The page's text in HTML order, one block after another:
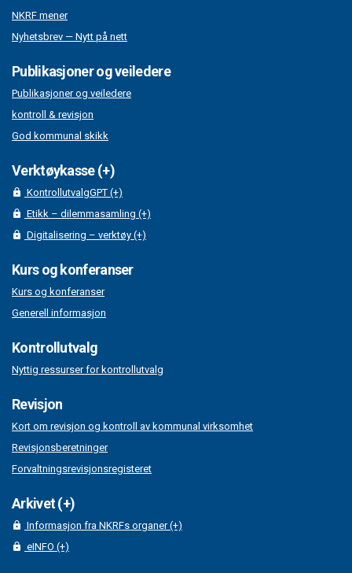
NKRF mener
Nyhetsbrev — Nytt på nett
Publikasjoner og veiledere
Publikasjoner og veiledere
kontroll & revisjon
God kommunal skikk
Verktøykasse (+)
KontrollutvalgGPT (+)
Etikk – dilemmasamling (+)
Digitalisering – verktøy (+)
Kurs og konferanser
Kurs og konferanser
Generell informasjon
Kontrollutvalg
Nyttig ressurser for kontrollutvalg
Revisjon
Kort om revisjon og kontroll av kommunal virksomhet
Revisjonsberetninger
Forvaltningsrevisjonsregisteret
Arkivet (+)
Informasjon fra NKRFs organer (+)
eINFO (+)